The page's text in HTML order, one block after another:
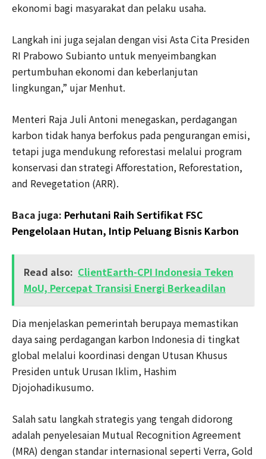
ekonomi bagi masyarakat dan pelaku usaha.
Langkah ini juga sejalan dengan visi Asta Cita Presiden
RI Prabowo Subianto untuk menyeimbangkan
pertumbuhan ekonomi dan keberlanjutan
lingkungan,” ujar Menhut.
Menteri Raja Juli Antoni menegaskan, perdagangan
karbon tidak hanya berfokus pada pengurangan emisi,
tetapi juga mendukung reforestasi melalui program
konservasi dan strategi Afforestation, Reforestation,
and Revegetation (ARR).
Baca juga: Perhutani Raih Sertifikat FSC
Pengelolaan Hutan, Intip Peluang Bisnis Karbon
Read also: ClientEarth-CPI Indonesia Teken
MoU, Percepat Transisi Energi Berkeadilan
Dia menjelaskan pemerintah berupaya memastikan
daya saing perdagangan karbon Indonesia di tingkat
global melalui koordinasi dengan Utusan Khusus
Presiden untuk Urusan Iklim, Hashim
Djojohadikusumo.
Salah satu langkah strategis yang tengah didorong
adalah penyelesaian Mutual Recognition Agreement
(MRA) dengan standar internasional seperti Verra, Gold